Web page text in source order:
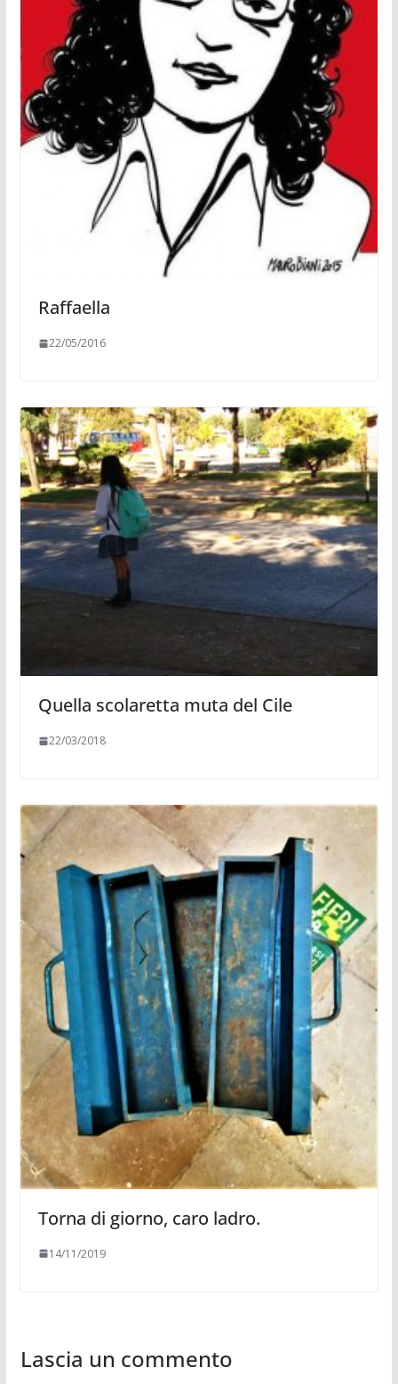
Raffaella
22/05/2016
Quella scolaretta muta del Cile
22/03/2018
Torna di giorno, caro ladro.
14/11/2019
Lascia un commento